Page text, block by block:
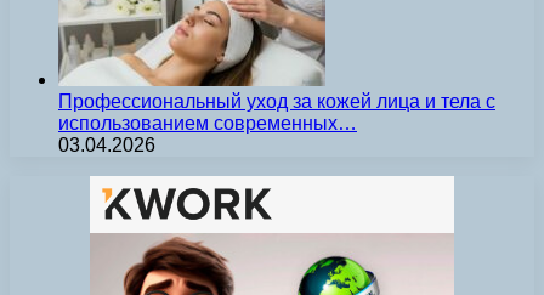
Профессиональный уход за кожей лица и тела с
использованием современных…
03.04.2026